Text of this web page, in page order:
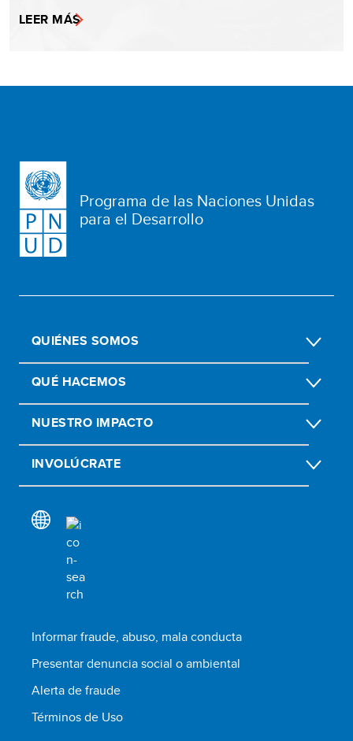
LEER MÁS
Programa de las Naciones Unidas
para el Desarrollo
QUIÉNES SOMOS
QUÉ HACEMOS
NUESTRO IMPACTO
INVOLÚCRATE
Informar fraude, abuso, mala conducta
Presentar denuncia social o ambiental
Alerta de fraude
Términos de Uso